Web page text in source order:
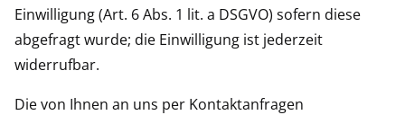
Einwilligung (Art. 6 Abs. 1 lit. a DSGVO) sofern diese
abgefragt wurde; die Einwilligung ist jederzeit
widerrufbar.
Die von Ihnen an uns per Kontaktanfragen